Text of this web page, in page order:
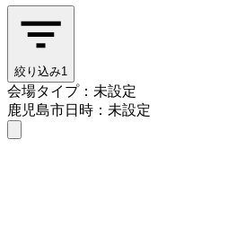
絞り込み1
会場タイプ：未設定
鹿児島市日時：未設定